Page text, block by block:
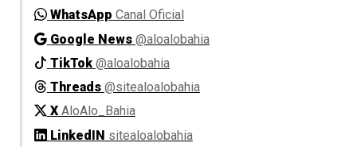
WhatsApp Canal Oficial
Google News @aloalobahia
TikTok @aloalobahia
Threads @sitealoalobahia
X AloAlo_Bahia
LinkedIN sitealoalobahia